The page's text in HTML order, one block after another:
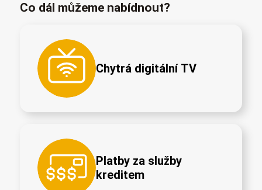
Co dál můžeme nabídnout?
Chytrá digitální TV
Platby za služby
kreditem